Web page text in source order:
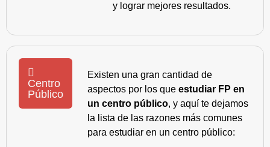
y lograr mejores resultados.
Centro
Público
Existen una gran cantidad de
aspectos por los que estudiar FP en
un centro público, y aquí te dejamos
la lista de las razones más comunes
para estudiar en un centro público: